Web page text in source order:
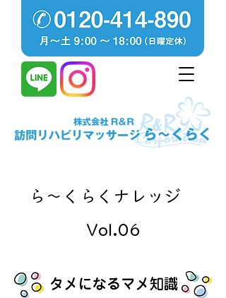
ら～くらくナレッジ
Vol.06